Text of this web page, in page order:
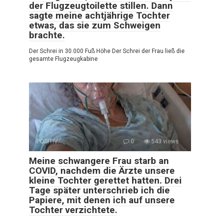
der Flugzeugtoilette stillen. Dann
sagte meine achtjährige Tochter
etwas, das sie zum Schweigen
brachte.
Der Schrei in 30.000 Fuß Höhe Der Schrei der Frau ließ die
gesamte Flugzeugkabine
POSITIV 0 543 views
Meine schwangere Frau starb an
COVID, nachdem die Ärzte unsere
kleine Tochter gerettet hatten. Drei
Tage später unterschrieb ich die
Papiere, mit denen ich auf unsere
Tochter verzichtete.